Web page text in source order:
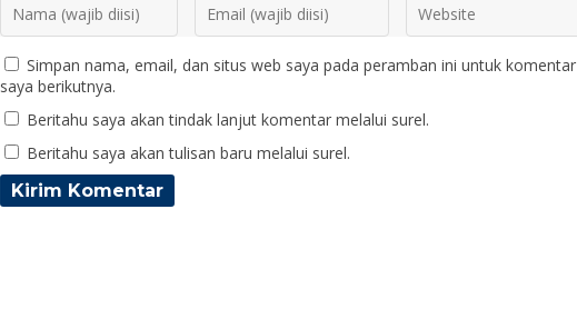
Simpan nama, email, dan situs web saya pada peramban ini untuk komentar
saya berikutnya.
Beritahu saya akan tindak lanjut komentar melalui surel.
Beritahu saya akan tulisan baru melalui surel.